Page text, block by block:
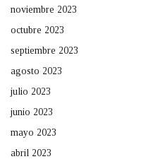
noviembre 2023
octubre 2023
septiembre 2023
agosto 2023
julio 2023
junio 2023
mayo 2023
abril 2023